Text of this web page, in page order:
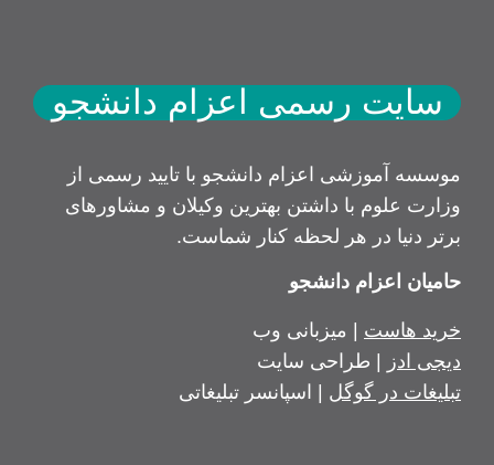
سایت رسمی اعزام دانشجو
موسسه آموزشی اعزام دانشجو با تایید رسمی از
وزارت علوم با داشتن بهترین وکیلان و مشاورهای
برتر دنیا در هر لحظه کنار شماست.
حامیان اعزام دانشجو
خرید هاست | میزبانی وب
دیجی ادز | طراحی سایت
تبلیغات در گوگل | اسپانسر تبلیغاتی